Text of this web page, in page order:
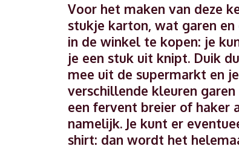
Voor het maken van deze
stukje karton, wat garen
in de winkel te kopen: je
je een stuk uit knipt. Duik
mee uit de supermarkt en
verschillende kleuren
een fervent breier of haker
namelijk. Je kunt er
shirt: dan wordt het